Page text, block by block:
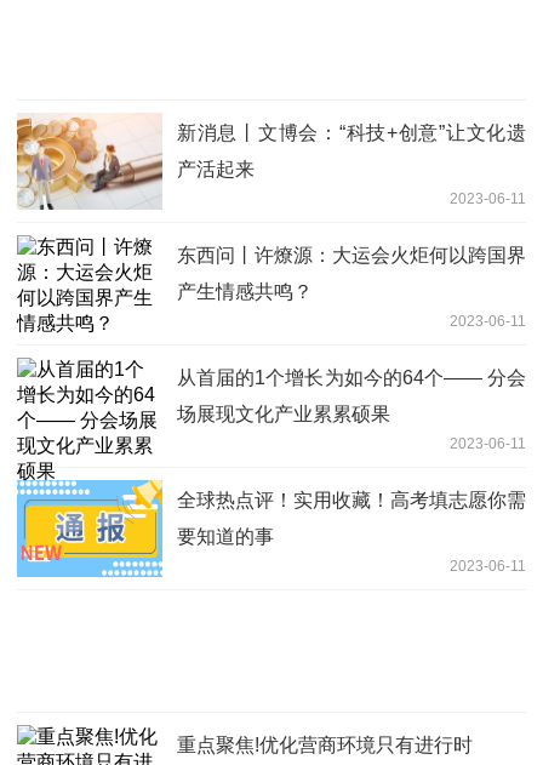
新消息丨文博会：“科技+创意”让文化遗
产活起来
2023-06-11
东西问丨许燎源：大运会火炬何以跨国界
产生情感共鸣？
2023-06-11
从首届的1个增长为如今的64个—— 分会
场展现文化产业累累硕果
2023-06-11
全球热点评！实用收藏！高考填志愿你需
要知道的事
2023-06-11
重点聚焦!优化营商环境只有进行时